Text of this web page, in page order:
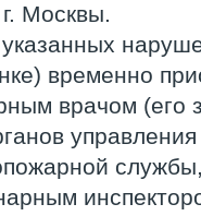
Москвы.
временно
врачом (его